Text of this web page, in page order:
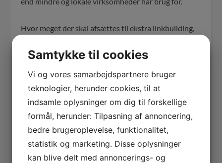
Hvor meget der skal afsættes til ekstra linkbuilding,
enkelte kundes behov.
Waimea Business Enterprise
Solution – få et fast tilbud
Med udgangspunkt i ovenstående sammensætter vi
en fast pris til dig på opstart og den løbende drift. Når
vi er blevet enige om rammerne er prisen fast. Du er
således sikker på, at der ikke kommer uforudsete
Samtykke til cookies
Vi og vores samarbejdspartnere bruger
teknologier, herunder cookies, til at
indsamle oplysninger om dig til forskellige
formål, herunder: Tilpasning af annoncering,
bedre brugeroplevelse, funktionalitet,
statistik og marketing. Disse oplysninger
kan blive delt med annoncerings- og